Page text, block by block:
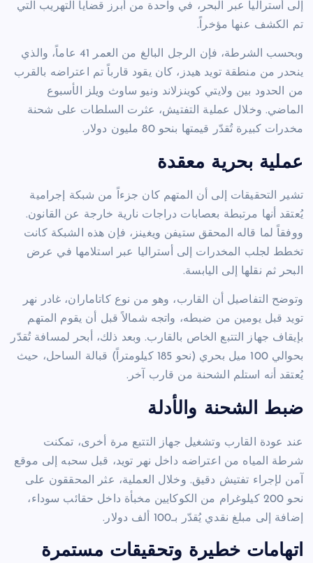
إلى أستراليا عبر البحر، في واحدة من أبرز قضايا التهريب التي
تم الكشف عنها مؤخراً.
وبحسب الشرطة، فإن الرجل البالغ من العمر 41 عاماً، والذي
ينحدر من منطقة تويد هيدز، كان يقود قارباً تم اعتراضه بالقرب
من الحدود بين ولايتي كوينزلاند ونيو ساوث ويلز الأسبوع
الماضي. وخلال عملية التفتيش، عثرت السلطات على شحنة
مخدرات كبيرة تُقدّر قيمتها بنحو 80 مليون دولار.
عملية بحرية معقدة
تشير التحقيقات إلى أن المتهم كان جزءاً من شبكة إجرامية
يُعتقد أنها مرتبطة بعصابات دراجات نارية خارجة عن القانون.
ووفقاً لما قاله المحقق ستيفن ويغينز، فإن هذه الشبكة كانت
تخطط لجلب المخدرات إلى أستراليا عبر استلامها في عرض
البحر ثم نقلها إلى اليابسة.
وتوضح التفاصيل أن القارب، وهو من نوع كاتاماران، غادر نهر
تويد قبل يومين من ضبطه، واتجه شمالاً قبل أن يقوم المتهم
بإيقاف جهاز التتبع الخاص بالقارب. وبعد ذلك، أبحر لمسافة تُقدّر
بحوالي 100 ميل بحري (نحو 185 كيلومتراً) قبالة الساحل، حيث
يُعتقد أنه استلم الشحنة من قارب آخر.
ضبط الشحنة والأدلة
عند عودة القارب وتشغيل جهاز التتبع مرة أخرى، تمكنت
شرطة المياه من اعتراضه داخل نهر تويد، قبل سحبه إلى موقع
آمن لإجراء تفتيش دقيق. وخلال العملية، عثر المحققون على
نحو 200 كيلوغرام من الكوكايين مخبأة داخل حقائب سوداء،
إضافة إلى مبلغ نقدي يُقدّر بـ100 ألف دولار.
اتهامات خطيرة وتحقيقات مستمرة